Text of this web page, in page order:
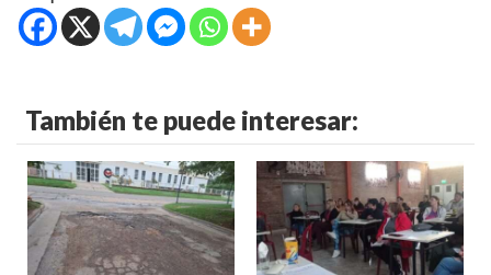
También te puede interesar: